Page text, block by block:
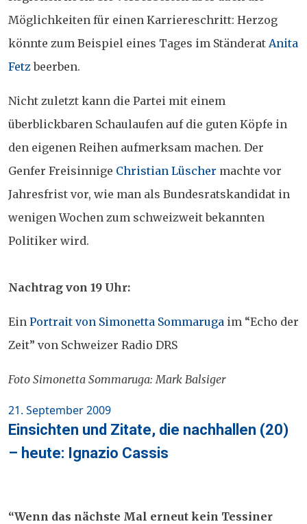
Möglichkeiten für einen Karriereschritt: Herzog
könnte zum Beispiel eines Tages im Ständerat Anita
Fetzbeerben.
Nicht zuletzt kann die Partei mit einem
überblickbaren Schaulaufen auf die guten Köpfe in
den eigenen Reihen aufmerksam machen. Der
Genfer Freisinnige Christian Lüscher machte vor
Jahresfrist vor, wie man als Bundesratskandidat in
wenigen Wochen zum schweizweit bekannten
Politiker wird.
Nachtrag von 19 Uhr:
Ein Portrait von Simonetta Sommaruga im “Echo der
Zeit” von Schweizer Radio DRS
Foto Simonetta Sommaruga: Mark Balsiger
Posted
on
21. September 2009
Einsichten und Zitate, die nachhallen (20)
– heute: Ignazio Cassis
“Wenn das nächste Mal erneut kein Tessiner